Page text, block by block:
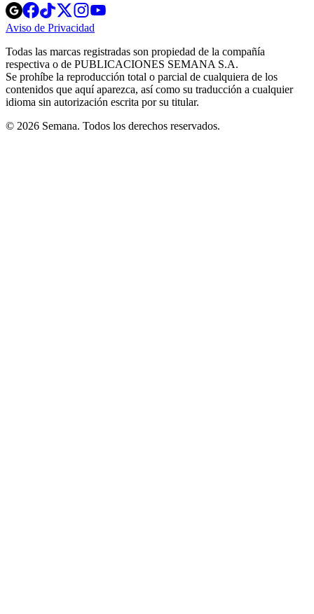
Opens
in
new
Opens
in
new
Opens
in
new
window
Opens
new
windowwindow
Aviso de Privacidad
new
window
Todas las marcas registradas son propiedad de la compañía
respectiva o de PUBLICACIONES SEMANA S.A.
Se prohíbe la reproducción total o parcial de cualquiera de los
contenidos que aquí aparezca, así como su traducción a cualquier
idioma sin autorización escrita por su titular.
© 2026 Semana. Todos los derechos reservados.